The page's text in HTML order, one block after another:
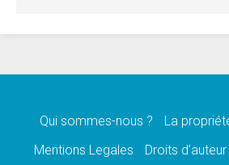
07.08.2026
Préparatifs des JMJ
Qui sommes-nous ? La
Mentions Legales
Droits d’auteur